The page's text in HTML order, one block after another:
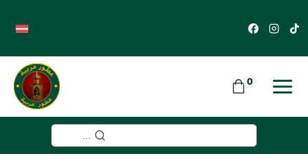
content
0